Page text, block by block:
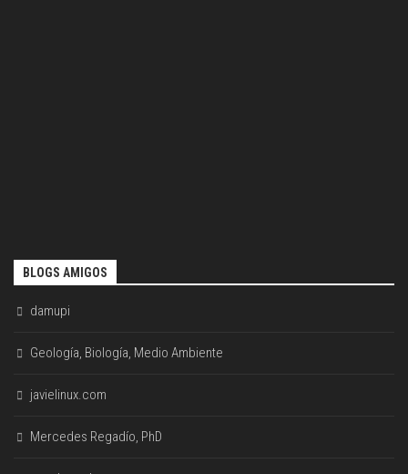
BLOGS AMIGOS
damupi
Geología, Biología, Medio Ambiente
javielinux.com
Mercedes Regadío, PhD